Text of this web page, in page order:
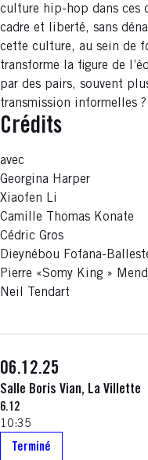
culture hip-hop dans ces
cadre et liberté, sans
cette culture, au sein de
transforme la figure de
par des pairs, souvent
transmission informelles ?
Crédits
avec
Georgina Harper
Xiaofen Li
Camille Thomas Konate
Cédric Gros
Dieynébou Fofana-
Pierre «Somy King »
Neil Tendart
06.12.25
Salle Boris Vian, La Villette
6.12
10:35
Terminé